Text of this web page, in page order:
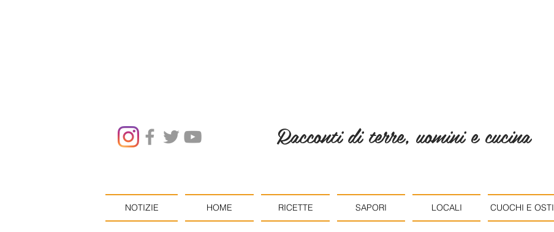
Racconti di terre, uomini e cucina
NOTIZIE HOME RICETTE SAPORI LOCALI CUOCHI E OSTI